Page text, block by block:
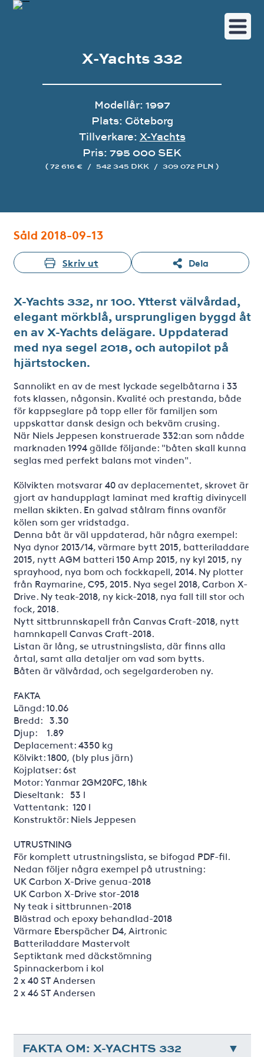
X-Yachts 332
Modellår: 1997
Plats: Göteborg
Tillverkare: X-Yachts
Pris: 795 000 SEK
( 72 616 € / 542 345 DKK / 309 072 PLN )
Såld 2018-09-13
Skriv ut Dela
X-Yachts 332, nr 100. Ytterst välvårdad,
elegant mörkblå, ursprungligen byggd åt
en av X-Yachts delägare. Uppdaterad
med nya segel 2018, och autopilot på
hjärtstocken.
Sannolikt en av de mest lyckade segelbåtarna i 33
fots klassen, någonsin. Kvalité och prestanda, både
för kappseglare på topp eller för familjen som
uppskattar dansk design och bekväm crusing.
När Niels Jeppesen konstruerade 332:an som nådde
marknaden 1994 gällde följande: "båten skall kunna
seglas med perfekt balans mot vinden".
Kölvikten motsvarar 40 av deplacementet, skrovet är
gjort av handupplagt laminat med kraftig divinycell
mellan skikten. En galvad stålram finns ovanför
kölen som ger vridstadga.
Denna båt är väl uppdaterad, här några exempel:
Nya dynor 2013/14, värmare bytt 2015, batteriladdare
2015, nytt AGM batteri 150 Amp 2015, ny kyl 2015, ny
sprayhood, nya bom och fockkapell, 2014. Ny plotter
från Raymarine, C95, 2015. Nya segel 2018, Carbon X-
Drive. Ny teak-2018, ny kick-2018, nya fall till stor och
fock, 2018.
Nytt sittbrunnskapell från Canvas Craft-2018, nytt
hamnkapell Canvas Craft-2018.
Listan är lång, se utrustningslista, där finns alla
årtal, samt alla detaljer om vad som bytts.
Båten är välvårdad, och segelgarderoben ny.
FAKTA
Längd: 10.06
Bredd: 3.30
Djup: 1.89
Deplacement: 4350 kg
Kölvikt: 1800, (bly plus järn)
Kojplatser: 6st
Motor: Yanmar 2GM20FC, 18hk
Dieseltank: 53 l
Vattentank: 120 l
Konstruktör: Niels Jeppesen
UTRUSTNING
För komplett utrustningslista, se bifogad PDF-fil.
Nedan följer några exempel på utrustning:
UK Carbon X-Drive genua-2018
UK Carbon X-Drive stor-2018
Ny teak i sittbrunnen-2018
Blästrad och epoxy behandlad-2018
Värmare Eberspächer D4, Airtronic
Batteriladdare Mastervolt
Septiktank med däckstömning
Spinnackerbom i kol
2 x 40 ST Andersen
2 x 46 ST Andersen
FAKTA OM: X-YACHTS 332